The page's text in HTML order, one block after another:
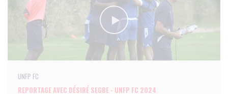
UNFP FC
REPORTAGE AVEC DÉSIRÉ SEGBE - UNFP FC 2024